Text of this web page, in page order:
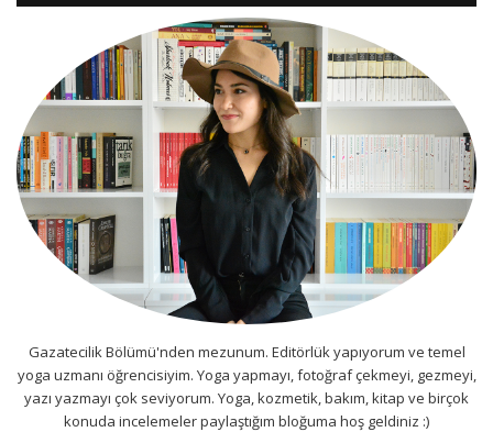
Gazatecilik Bölümü'nden mezunum. Editörlük yapıyorum ve temel
yoga uzmanı öğrencisiyim. Yoga yapmayı, fotoğraf çekmeyi, gezmeyi,
yazı yazmayı çok seviyorum. Yoga, kozmetik, bakım, kitap ve birçok
konuda incelemeler paylaştığım bloğuma hoş geldiniz :)